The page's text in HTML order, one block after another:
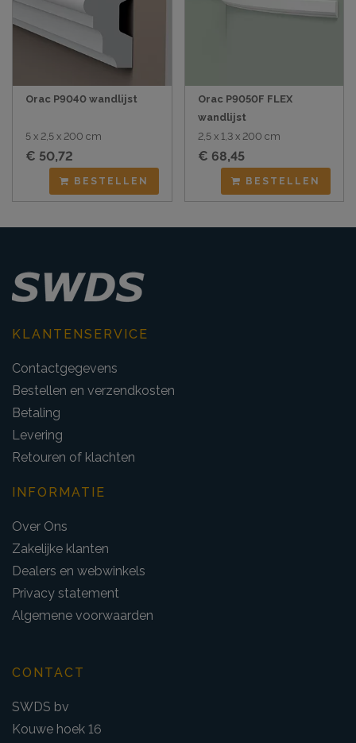
Orac P9040 wandlijst
5 x 2,5 x 200 cm
€ 50,72
BESTELLEN
Orac P9050F FLEX
wandlijst
2,5 x 1,3 x 200 cm
€ 68,45
BESTELLEN
KLANTENSERVICE
Contactgegevens
Bestellen en verzendkosten
Betaling
Levering
Retouren of klachten
INFORMATIE
Over Ons
Zakelijke klanten
Dealers en webwinkels
Privacy statement
Algemene voorwaarden
CONTACT
SWDS bv
Kouwe hoek 16